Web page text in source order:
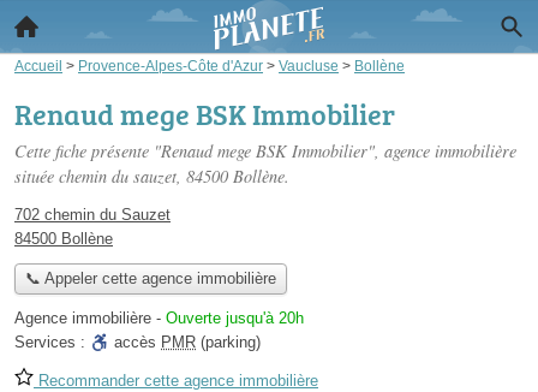
Accueil > Provence-Alpes-Côte d'Azur > Vaucluse > Bollène
Renaud mege BSK Immobilier
Cette fiche présente "Renaud mege BSK Immobilier", agence immobilière
située chemin du sauzet, 84500 Bollène.
702 chemin du Sauzet
84500 Bollène
📞 Appeler cette agence immobilière
Agence immobilière - Ouverte jusqu'à 20h
Services :
accès PMR (parking)
Recommander cette agence immobilière